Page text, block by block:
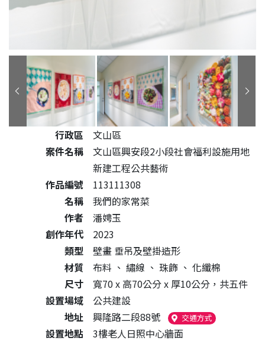
公共藝術作品詳細資料
行政區
文山區
案件名稱
文山區興安段2小段社會福利設施用地
新建工程公共藝術
作品編號
113111308
名稱
我們的家常菜
作者
潘娉玉
創作年代
2023
類型
壁畫 垂吊及壁掛造形
材質
布料 、 繡線 、 珠飾 、 化纖棉
尺寸
寬70 x 高70公分 x 厚10公分，共五件
設置場域
公共建設
地址
興隆路二段88號 交通方式（另開新視窗）
設置地點
3樓老人日照中心牆面